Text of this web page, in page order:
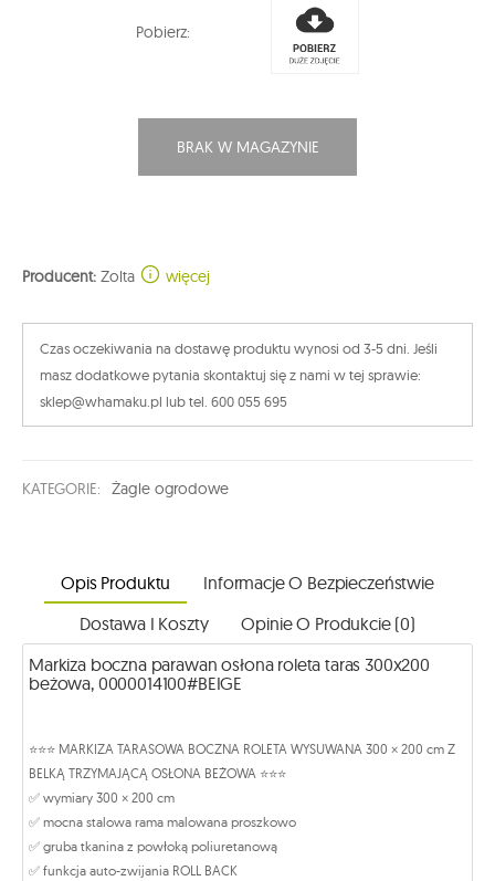
Pobierz:
BRAK W MAGAZYNIE
Producent: Zolta więcej
Czas oczekiwania na dostawę produktu wynosi od 3-5 dni. Jeśli
masz dodatkowe pytania skontaktuj się z nami w tej sprawie:
sklep@whamaku.pl lub tel. 600 055 695
KATEGORIE: Żagle ogrodowe
Opis Produktu
Informacje O Bezpieczeństwie
Dostawa I Koszty
Opinie O Produkcie (0)
Markiza boczna parawan osłona roleta taras 300x200
beżowa, 0000014100#BEIGE
⭐️⭐️⭐️ MARKIZA TARASOWA BOCZNA ROLETA WYSUWANA 300 × 200 cm Z
BELKĄ TRZYMAJĄCĄ OSŁONA BEŻOWA ⭐️⭐️⭐️
✅ wymiary 300 × 200 cm
✅ mocna stalowa rama malowana proszkowo
✅ gruba tkanina z powłoką poliuretanową
✅ funkcja auto-zwijania ROLL BACK